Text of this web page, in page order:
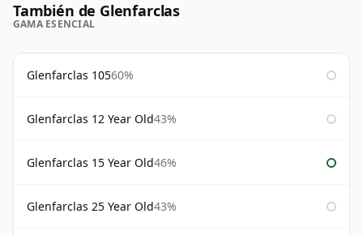
También de Glenfarclas
GAMA ESENCIAL
Glenfarclas 10560%
Glenfarclas 12 Year Old43%
Glenfarclas 15 Year Old46%
Glenfarclas 25 Year Old43%